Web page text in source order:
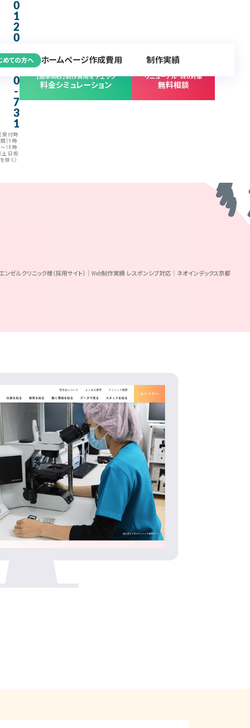
0
1
2
0
3
7
0
-
7
3
1
［受付時
間］9時
～18時
（土日祝
を除く）
【簡単60秒】制作費用をチェック
料金シミュレーション
リニューアル･SEO対策
無料相談
めての方へ ホームページ作成費用 制作実績
ンゼルクリニック様（採用サイト）｜Web制作実績 レスポンシブ対応｜ネオインデックス京都